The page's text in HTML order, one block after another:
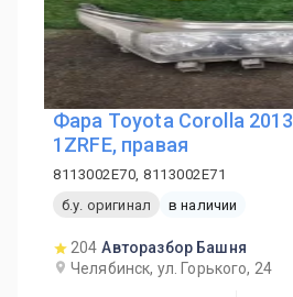
Фара Toyota Corolla
1ZRFE, правая
8113002E70, 8113002E71
б.у. оригинал
в наличии
204 Авторазбор Башня
Челябинск, ул. Горького, 24